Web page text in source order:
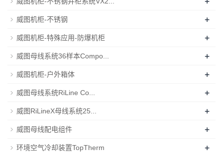
威图机柜-不锈钢 +
威图机柜-特殊应用-防爆机柜 +
威图母线系统36样本Compo... +
威图机柜-户外箱体 +
威图母线系统RiLine Co... +
威图RiLineX母线系统25... +
威图母线配电组件 +
环境空气冷却装置TopTherm +